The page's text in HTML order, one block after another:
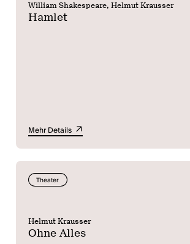
William Shakespeare, Helmut Krausser
Hamlet
Mehr Details
Theater
Helmut Krausser
Ohne Alles